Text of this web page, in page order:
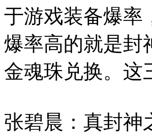
于游戏装备爆率
爆率高的就是封
金魂珠兑换。这
张碧晨：真封神